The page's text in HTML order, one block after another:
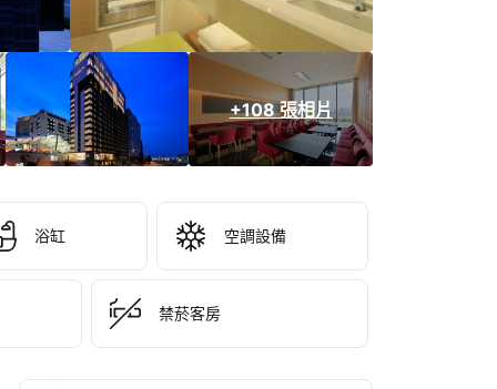
+108 張相片
浴缸 空調設備
禁菸客房